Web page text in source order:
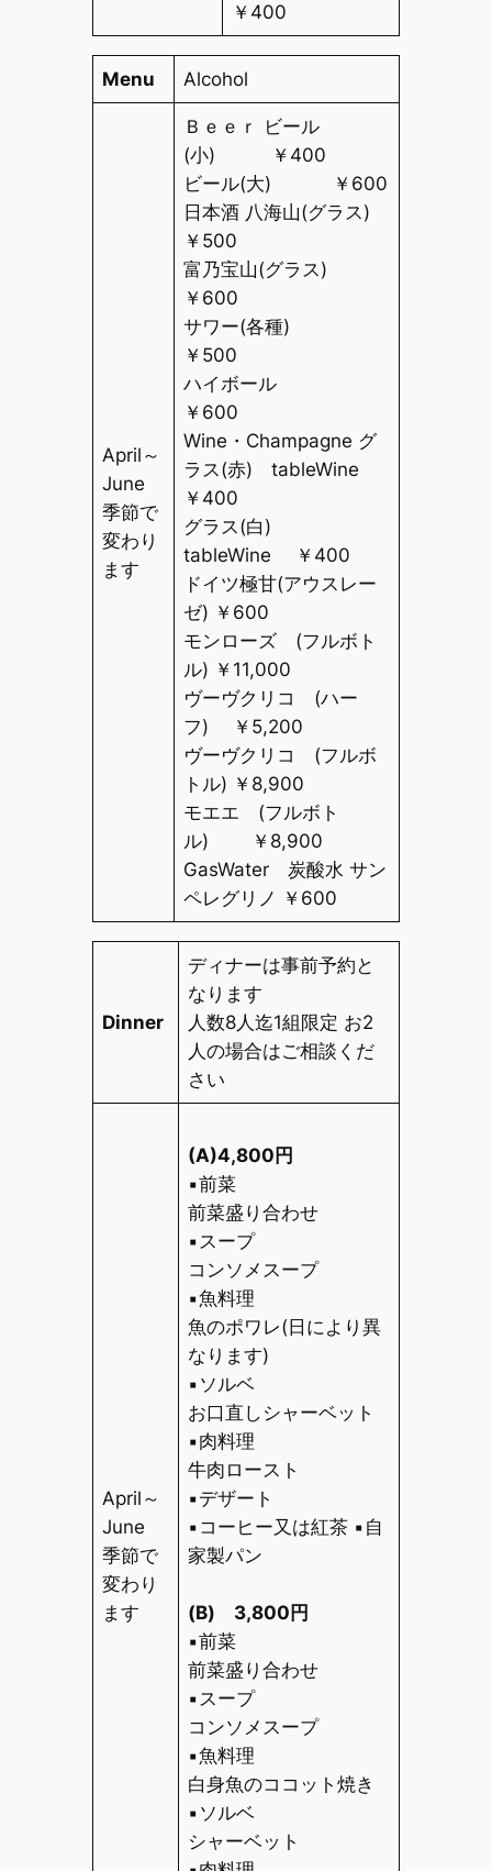
￥ 400
Menu Alcohol
April～
June
季節で
変わり
ます
Ｂｅｅｒ ビール
(小) ￥ 400
ビール(大) ￥ 600
日本酒 八海山(グラス)
￥ 500
富乃宝山(グラス)
￥ 600
サワー(各種)
￥ 500
ハイボール
￥ 600
Wine ・ Champagne グ
ラス(赤)
tableWine
￥ 400
グラス(白 )
tableWine
￥ 400
ドイツ極甘(アウスレー
ゼ) ￥ 600
モンローズ (フルボト
ル) ￥ 11,000
ヴーヴクリコ (ハー
フ) ￥ 5,200
ヴーヴクリコ (フルボ
トル) ￥ 8,900
モエエ (フルボト
ル) ￥ 8,900
GasWater 炭酸水 サン
ペレグリノ ￥ 600
Dinner
ディナーは事前予約と
なります
人数8人迄1組限定 お2
人の場合はご相談くだ
さい
April～
June
季節で
変わり
ます
(A)4,800 円
▪前菜
前菜盛り合わせ
▪スープ
コンソメスープ
▪魚料理
魚のポワレ( 日により異
なります)
▪ソルベ
お口直しシャーベット
▪肉料理
牛肉ロースト
▪デザート
▪コーヒー又は紅茶 ▪自
家製パン
(B) 3,800 円
▪前菜
前菜盛り合わせ
▪スープ
コンソメスープ
▪魚料理
白身魚のココット焼き
▪ソルベ
シャーベット